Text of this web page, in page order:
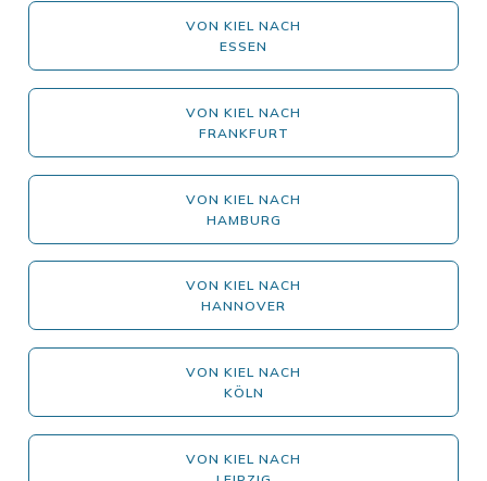
VON KIEL NACH
ESSEN
VON KIEL NACH
FRANKFURT
VON KIEL NACH
HAMBURG
VON KIEL NACH
HANNOVER
VON KIEL NACH
KÖLN
VON KIEL NACH